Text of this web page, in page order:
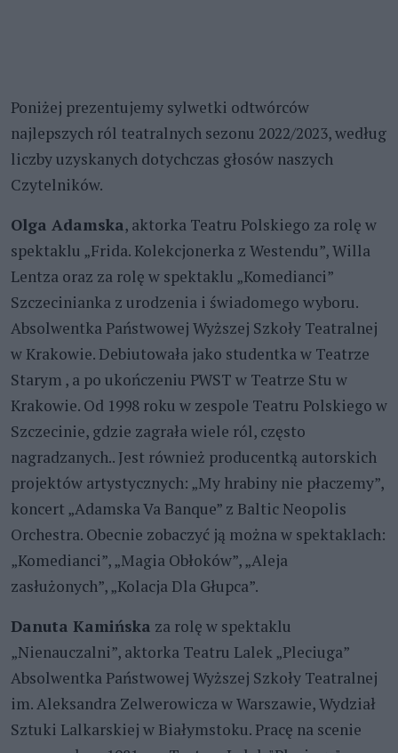
Poniżej prezentujemy sylwetki odtwórców
najlepszych ról teatralnych sezonu 2022/2023, według
liczby uzyskanych dotychczas głosów naszych
Czytelników.
Olga Adamska, aktorka Teatru Polskiego za rolę w
spektaklu „Frida. Kolekcjonerka z Westendu”, Willa
Lentza oraz za rolę w spektaklu „Komedianci”
Szczecinianka z urodzenia i świadomego wyboru.
Absolwentka Państwowej Wyższej Szkoły Teatralnej
w Krakowie. Debiutowała jako studentka w Teatrze
Starym , a po ukończeniu PWST w Teatrze Stu w
Krakowie. Od 1998 roku w zespole Teatru Polskiego w
Szczecinie, gdzie zagrała wiele ról, często
nagradzanych.. Jest również producentką autorskich
projektów artystycznych: „My hrabiny nie płaczemy”,
koncert „Adamska Va Banque” z Baltic Neopolis
Orchestra. Obecnie zobaczyć ją można w spektaklach:
„Komedianci”, „Magia Obłoków”, „Aleja
zasłużonych”, „Kolacja Dla Głupca”.
Danuta Kamińska za rolę w spektaklu
„Nienauczalni”, aktorka Teatru Lalek „Pleciuga”
Absolwentka Państwowej Wyższej Szkoły Teatralnej
im. Aleksandra Zelwerowicza w Warszawie, Wydział
Sztuki Lalkarskiej w Białymstoku. Pracę na scenie